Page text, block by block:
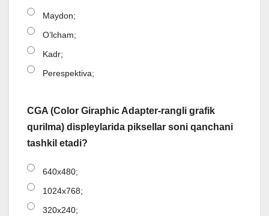
Maydon;
O’lcham;
Kadr;
Perespektiva;
CGA (Color Giraphic Adapter-rangli grafik
qurilma) displeylarida piksellar soni qanchani
tashkil etadi?
640x480;
1024x768;
320x240;